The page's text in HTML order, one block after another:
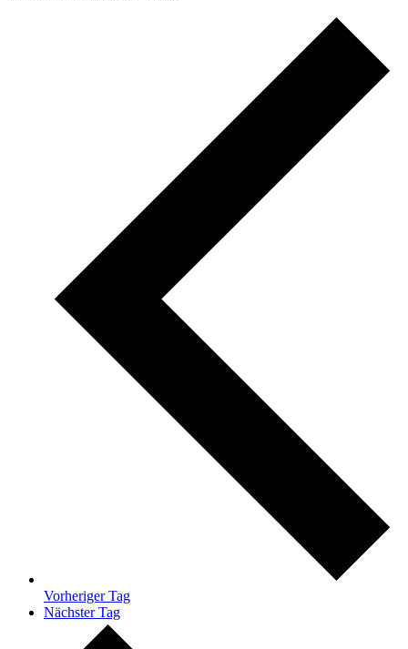
Vorheriger Tag
Nächster Tag